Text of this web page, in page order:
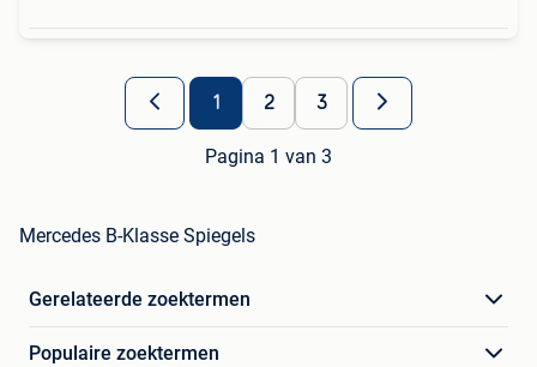
1 2 3
Pagina 1 van 3
Mercedes B-Klasse Spiegels
Gerelateerde zoektermen
Populaire zoektermen